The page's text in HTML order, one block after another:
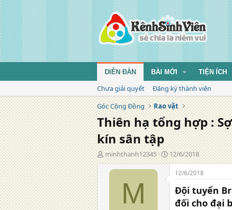
DIỄN ĐÀN BÀI MỚI TIỆN ÍCH
Chưa giải quyết
Đăng ký thành viên
Góc Cộng Đồng
Rao vặt
Thiên hạ tổng hợp :
kín sân tập
T
á
minhthanh12345
N
g
y
12/6/2018
M
12/6/2018
Đội tuyển
đối cho đại